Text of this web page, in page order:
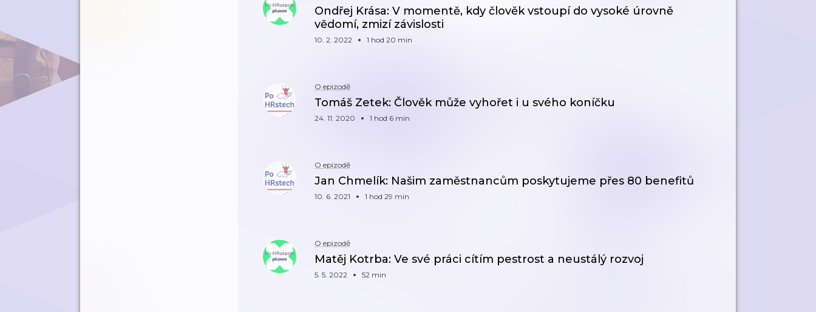
Ondřej Krása: V momentě, kdy člověk vstoupí do vysoké úrovně
vědomí, zmizí závislosti
10. 2. 2022 1 hod 20 min
O epizodě
Tomáš Zetek: Člověk může vyhořet i u svého koníčku
24. 11. 2020 1 hod 6 min
O epizodě
Jan Chmelík: Našim zaměstnancům poskytujeme přes 80 benefitů
10. 6. 2021 1 hod 29 min
O epizodě
Matěj Kotrba: Ve své práci cítím pestrost a neustálý rozvoj
5. 5. 2022 52 min